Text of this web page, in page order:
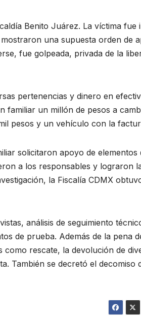
Benito Juárez. La víctima fue
una supuesta orden de
fue golpeada, privada de la
pertenencias y dinero en
familiar un millón de pesos a
pesos y un vehículo con la
solicitaron apoyo de elementos
a los responsables y lograron
la Fiscalía CDMX
análisis de seguimiento
de prueba. Además de la pena
rescate, la devolución de
También se decretó el decomiso